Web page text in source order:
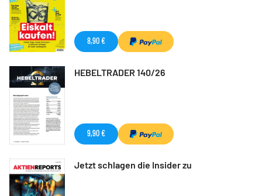
8,90 €
HEBELTRADER 140/26
9,90 €
Jetzt schlagen die Insider zu